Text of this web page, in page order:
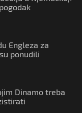
Engleza za
ponudili
Dinamo treba